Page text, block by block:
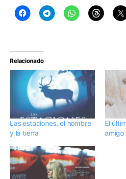
Relacionado
Las estaciones, el hombre
y la tierra
El
amigo